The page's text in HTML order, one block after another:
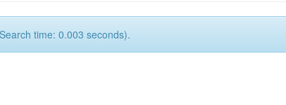
time: 0.003 seconds).